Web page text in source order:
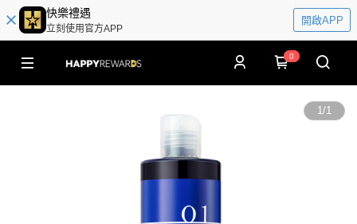
快樂禮遇
立刻使用官方APP
開啟APP
0
1/1